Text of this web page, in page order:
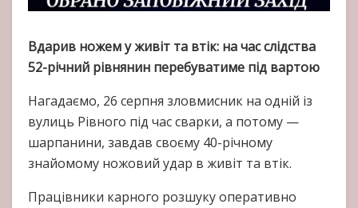
Вдарив ножем у живіт та втік: на час слідства
52-річний рівнянин перебуватиме під вартою
Нагадаємо, 26 серпня зловмисник на одній із
вулиць Рівного під час сварки, а потому —
шарпанини, завдав своєму 40-річному
знайомому ножовий удар в живіт та втік.
Працівники карного розшуку оперативно